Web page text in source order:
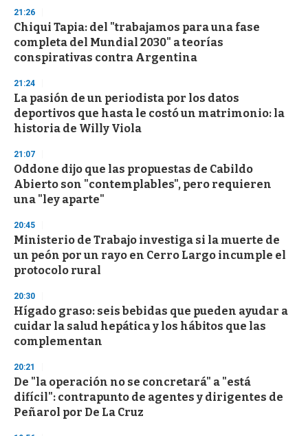
s
e
c
o
n
21:26
Chiqui Tapia: del "trabajamos para una fase
completa del Mundial 2030" a teorías
conspirativas contra Argentina
21:24
La pasión de un periodista por los datos
deportivos que hasta le costó un matrimonio: la
historia de Willy Viola
21:07
Oddone dijo que las propuestas de Cabildo
Abierto son "contemplables", pero requieren
una "ley aparte"
20:45
Ministerio de Trabajo investiga si la muerte de
un peón por un rayo en Cerro Largo incumple el
protocolo rural
20:30
Hígado graso: seis bebidas que pueden ayudar a
cuidar la salud hepática y los hábitos que las
complementan
20:21
De "la operación no se concretará" a "está
difícil": contrapunto de agentes y dirigentes de
Peñarol por De La Cruz